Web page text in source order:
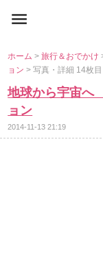
ホーム>旅行＆おでかけ
ョン> 写真・詳細 14枚目
地球から宇宙へ
ョン
2014-11-13 21:19